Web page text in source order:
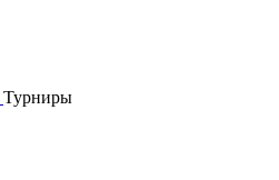
Турниры